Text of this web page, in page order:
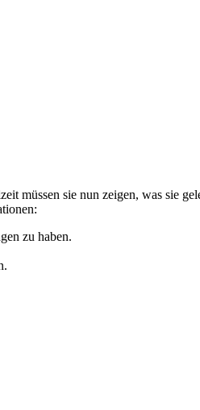
müssen sie nun zeigen, was sie
zu haben.